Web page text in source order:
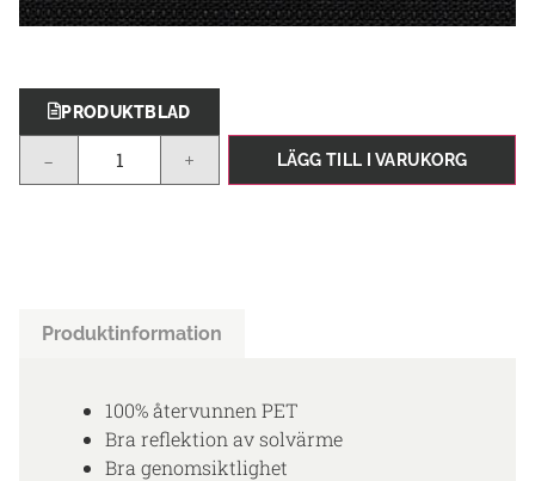
PRODUKTBLAD
- + LÄGG TILL I VARUKORG
Produktinformation
100% återvunnen PET
Bra reflektion av solvärme
Bra genomsiktlighet